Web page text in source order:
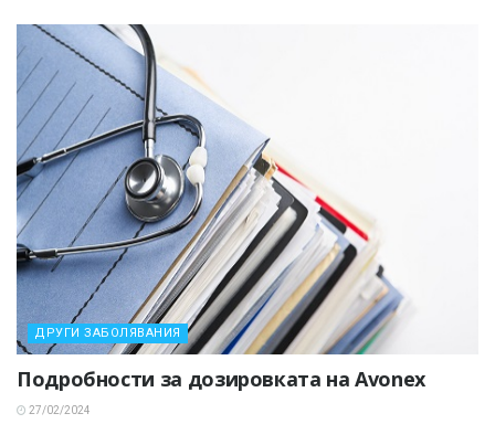
ДРУГИ ЗАБОЛЯВАНИЯ
Подробности за дозировката на Avonex
27/02/2024